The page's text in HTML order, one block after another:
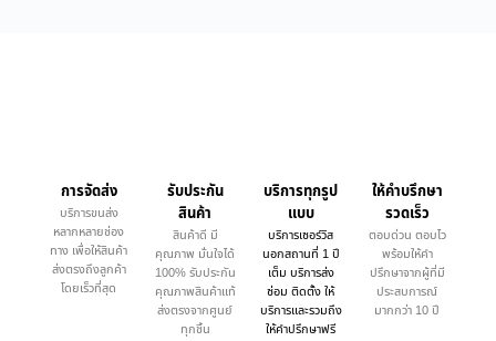
การจัดส่ง
บริการขนส่ง
หลากหลายช่อง
ทาง เพื่อให้สินค้า
ส่งตรงถึงลูกค้า
โดยเร็วที่สุด
รับประกัน
สินค้า
สินค้าดี มี
คุณภาพ มั่นใจได้
100% รับประกัน
คุณภาพสินค้าแท้
ส่งตรงจากศูนย์
ทุกชิ้น
บริการทุกรูป
แบบ
บริการเซอร์วิส
นอกสถานที่ 1 ปี
เต็ม บริการส่ง
ซ่อม ติดตั้ง ให้
บริการและรวมถึง
ให้คำปรึกษาฟรี
ให้คำบรึกษา
รวดเร็ว
ตอบด่วน ตอบไว
พร้อมให้คำ
ปรึกษาจากผู้ที่มี
ประสบการณ์
มากกว่า 10 ปี